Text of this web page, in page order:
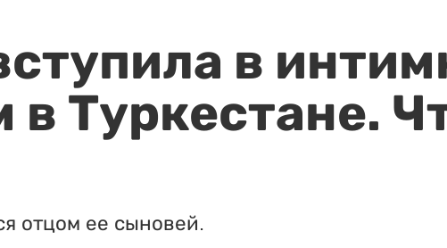
в
в Туркестане.
отцом ее сыновей.